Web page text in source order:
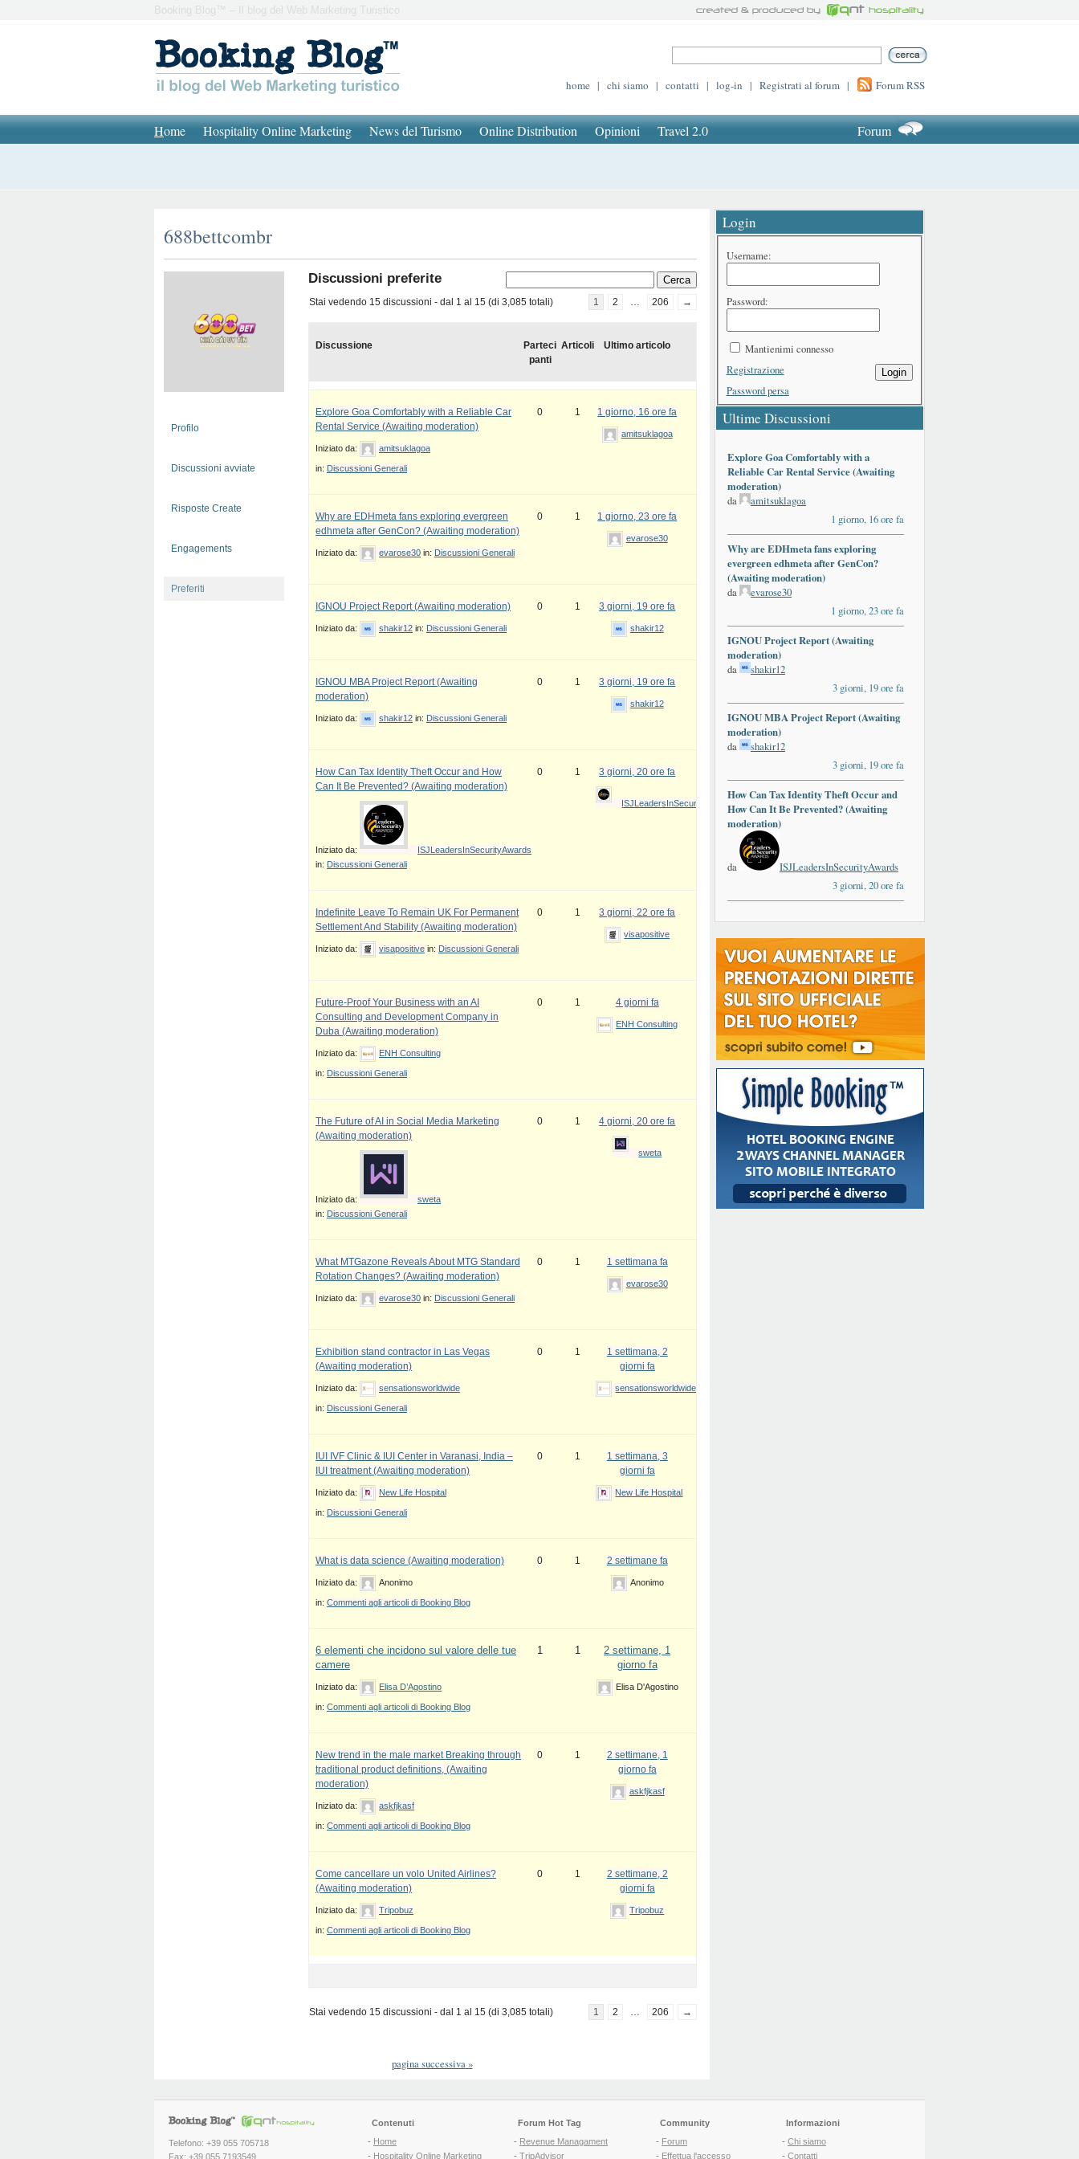
Booking Blog™ – Il blog del Web Marketing Turistico
home | chi siamo | contatti | log-in | Registrati al forum | Forum RSS
Home Hospitality Online Marketing News del Turismo Online Distribution Opinioni Travel 2.0 Forum
688bettcombr
Profilo
Discussioni avviate
Risposte Create
Engagements
Preferiti
Discussioni preferite
Stai vedendo 15 discussioni - dal 1 al 15 (di 3,085 totali) 1 2 … 206 →
Discussione
Parteci
panti
Articoli Ultimo articolo
Explore Goa Comfortably with a Reliable Car
Rental Service (Awaiting moderation)
Iniziato da: amitsuklagoa
in: Discussioni Generali
0 1 1 giorno, 16 ore fa
amitsuklagoa
Why are EDHmeta fans exploring evergreen
edhmeta after GenCon? (Awaiting moderation)
Iniziato da: evarose30 in: Discussioni Generali
0 1 1 giorno, 23 ore fa
evarose30
IGNOU Project Report (Awaiting moderation)
Iniziato da: shakir12 in: Discussioni Generali
0 1 3 giorni, 19 ore fa
shakir12
IGNOU MBA Project Report (Awaiting
moderation)
Iniziato da: shakir12 in: Discussioni Generali
0 1 3 giorni, 19 ore fa
shakir12
How Can Tax Identity Theft Occur and How
Can It Be Prevented? (Awaiting moderation)
Iniziato da:
ISJLeadersInSecurityAwards
in: Discussioni Generali
0 1 3 giorni, 20 ore fa
ISJLeadersInSecurityAwards
Indefinite Leave To Remain UK For Permanent
Settlement And Stability (Awaiting moderation)
Iniziato da: visapositive in: Discussioni Generali
0 1 3 giorni, 22 ore fa
visapositive
Future-Proof Your Business with an AI
Consulting and Development Company in
Duba (Awaiting moderation)
Iniziato da: ENH Consulting
in: Discussioni Generali
0 1 4 giorni fa
ENH Consulting
The Future of AI in Social Media Marketing
(Awaiting moderation)
Iniziato da:
sweta
in: Discussioni Generali
0 1 4 giorni, 20 ore fa
sweta
What MTGazone Reveals About MTG Standard
Rotation Changes? (Awaiting moderation)
Iniziato da: evarose30 in: Discussioni Generali
0 1 1 settimana fa
evarose30
Exhibition stand contractor in Las Vegas
(Awaiting moderation)
Iniziato da: sensationsworldwide
in: Discussioni Generali
0 1
1 settimana, 2
giorni fa
sensationsworldwide
IUI IVF Clinic & IUI Center in Varanasi, India –
IUI treatment (Awaiting moderation)
Iniziato da: New Life Hospital
in: Discussioni Generali
0 1
1 settimana, 3
giorni fa
New Life Hospital
What is data science (Awaiting moderation)
Iniziato da: Anonimo
in: Commenti agli articoli di Booking Blog
0 1 2 settimane fa
Anonimo
6 elementi che incidono sul valore delle tue
camere
Iniziato da: Elisa D’Agostino
in: Commenti agli articoli di Booking Blog
1 1
2 settimane, 1
giorno fa
Elisa D'Agostino
New trend in the male market Breaking through
traditional product definitions, (Awaiting
moderation)
Iniziato da: askfjkasf
in: Commenti agli articoli di Booking Blog
0 1
2 settimane, 1
giorno fa
askfjkasf
Come cancellare un volo United Airlines?
(Awaiting moderation)
Iniziato da: Tripobuz
in: Commenti agli articoli di Booking Blog
0 1
2 settimane, 2
giorni fa
Tripobuz
Stai vedendo 15 discussioni - dal 1 al 15 (di 3,085 totali) 1 2 … 206 →
pagina successiva»
Login
Username:
Password:
Mantienimi connesso
Login
Registrazione
Password persa
Ultime Discussioni
Explore Goa Comfortably with a
Reliable Car Rental Service (Awaiting
moderation)
da
amitsuklagoa
1 giorno, 16 ore fa
Why are EDHmeta fans exploring
evergreen edhmeta after GenCon?
(Awaiting moderation)
da
evarose30
1 giorno, 23 ore fa
IGNOU Project Report (Awaiting
moderation)
da
shakir12
3 giorni, 19 ore fa
IGNOU MBA Project Report (Awaiting
moderation)
da
shakir12
3 giorni, 19 ore fa
How Can Tax Identity Theft Occur and
How Can It Be Prevented? (Awaiting
moderation)
da
ISJLeadersInSecurityAwards
3 giorni, 20 ore fa
Telefono: +39 055 705718
Fax: +39 055 7193549
Contenuti
- Home
- Hospitality Online Marketing
Forum Hot Tag
- Revenue Managament
- TripAdvisor
Community
- Forum
- Effettua l'accesso
Informazioni
- Chi siamo
- Contatti